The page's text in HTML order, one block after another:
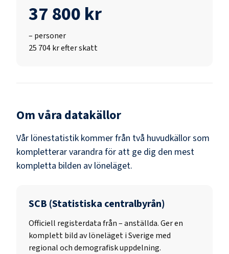
37 800 kr
– personer
25 704 kr efter skatt
Om våra datakällor
Vår lönestatistik kommer från två huvudkällor som
kompletterar varandra för att ge dig den mest
kompletta bilden av löneläget.
SCB (Statistiska centralbyrån)
Officiell registerdata från–anställda. Ger en
komplett bild av löneläget i Sverige med
regional och demografisk uppdelning.